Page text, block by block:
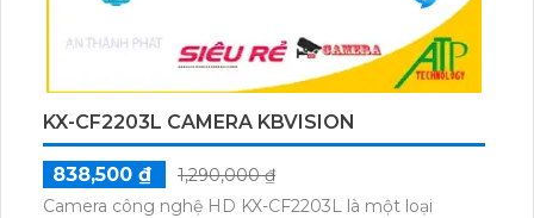
KX-CF2203L CAMERA KBVISION
838,500 ₫
1,290,000 ₫
Camera công nghệ HD KX-CF2203L là một loại